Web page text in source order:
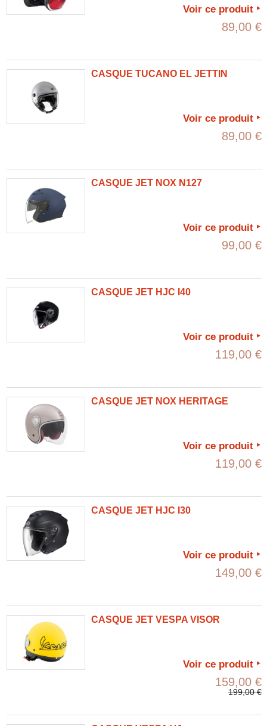
Voir ce produit
89,00 €
CASQUE TUCANO EL JETTIN
Voir ce produit
89,00 €
CASQUE JET NOX N127
Voir ce produit
99,00 €
CASQUE JET HJC I40
Voir ce produit
119,00 €
CASQUE JET NOX HERITAGE
Voir ce produit
119,00 €
CASQUE JET HJC I30
Voir ce produit
149,00 €
CASQUE JET VESPA VISOR
Voir ce produit
159,00 €
199,00 €